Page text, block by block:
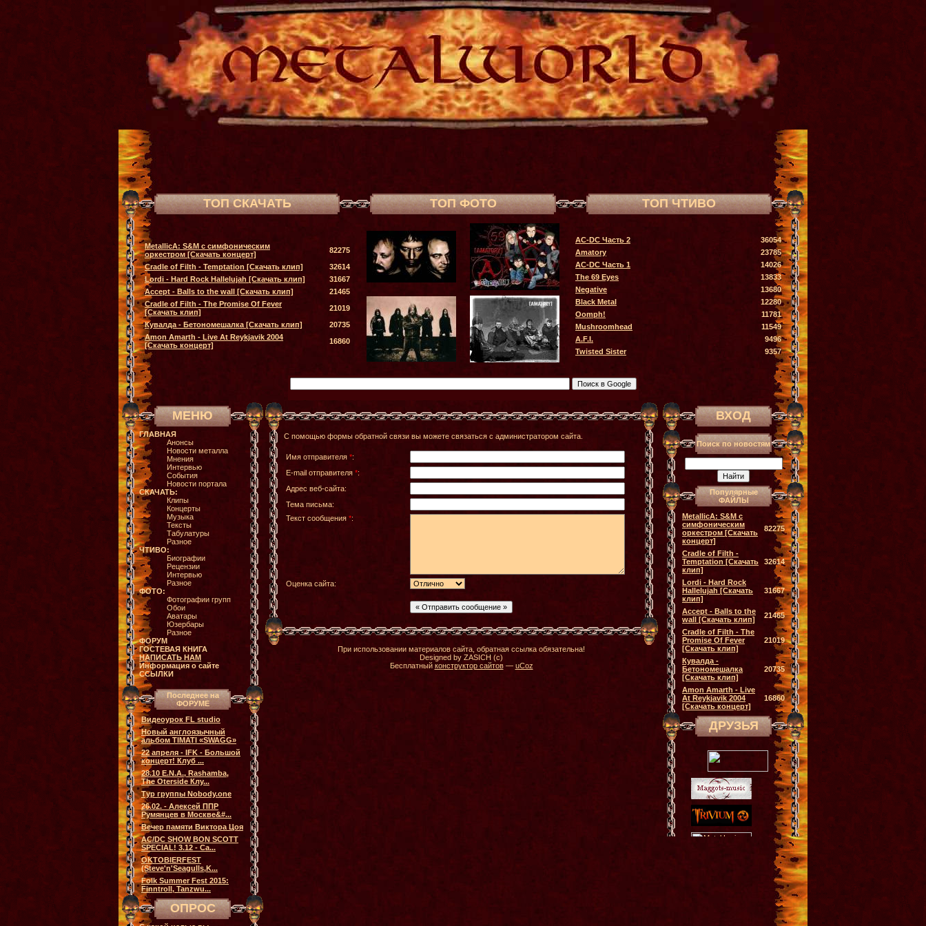
ТОП СКАЧАТЬ ТОП ФОТО ТОП ЧТИВО
MetallicA: S&M с симфоническим
оркестром [Скачать концерт]
82275
Cradle of Filth - Temptation [Скачать клип]
32614
Lordi - Hard Rock Hallelujah [Скачать клип]
31667
Accept - Balls to the wall [Скачать клип]
21465
Cradle of Filth - The Promise Of Fever
[Скачать клип]
21019
Кувалда - Бетономешалка [Скачать клип]
20735
Amon Amarth - Live At Reykjavik 2004
[Скачать концерт]
16860
AC-DC Часть 2
36054
Amatory
23785
AC-DC Часть 1
14026
The 69 Eyes
13833
Negative
13680
Black Metal
12280
Oomph!
11781
Mushroomhead
11549
A.F.I.
9496
Twisted Sister
9357
МЕНЮ
ГЛАВНАЯ
Анонсы
Новости металла
Мнения
Интервью
События
Новости портала
СКАЧАТЬ:
Клипы
Концерты
Музыка
Тексты
Табулатуры
Разное
ЧТИВО:
Биографии
Рецензии
Интервью
Разное
ФОТО:
Фотографии групп
Обои
Аватары
Юзербары
Разное
ФОРУМ
ГОСТЕВАЯ КНИГА
НАПИСАТЬ НАМ
Информация о сайте
ССЫЛКИ
Последнее на
ФОРУМЕ
Видеоурок FL studio
Новый англоязычный
альбом TIMATI «SWAGG»
22 апреля - IFK - Большой
концерт! Клуб ...
28.10 E.N.A., Rashamba,
The Oterside Клу...
Тур группы Nobody.one
26.02. - Алексей ППР
Румянцев в Москве&#...
Вечер памяти Виктора Цоя
AC/DC SHOW BON SCOTT
SPECIAL! 3.12 - Са...
OKTOBIERFEST
(Steve'n'Seagulls,K...
Folk Summer Fest 2015:
Finntroll, Tanzwu...
ОПРОС
С помощью формы обратной связи вы можете связаться с администратором сайта.
Имя отправителя *:
E-mail отправителя *:
Адрес веб-сайта:
Тема письма:
Текст сообщения *:
Оценка сайта:
При использовании материалов сайта, обратная ссылка обязательна!
Designed by ZASICH (c)
Бесплатный конструктор сайтов— uCoz
ВХОД
Поиск по новостям
Популярные
ФАЙЛЫ
MetallicA: S&M с
симфоническим
оркестром [Скачать
концерт]
82275
Cradle of Filth -
Temptation [Скачать
клип]
32614
Lordi - Hard Rock
Hallelujah [Скачать
клип]
31667
Accept - Balls to the
wall [Скачать клип]
21465
Cradle of Filth - The
Promise Of Fever
[Скачать клип]
21019
Кувалда -
Бетономешалка
[Скачать клип]
20735
Amon Amarth - Live
At Reykjavik 2004
[Скачать концерт]
16860
ДРУЗЬЯ